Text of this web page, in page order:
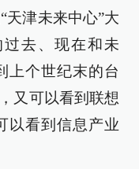
天津未来中心”大
去、现在和未
上个世纪末的台
又可以看到联想
以看到信息产业